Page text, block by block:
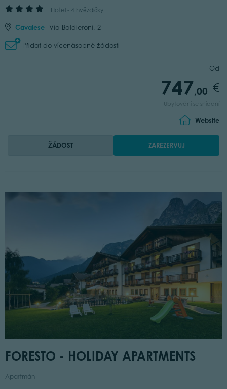
Od
747,00
Ubytování se snídaní
Hotel - 4 hvězdičky
Cavalese Via Baldieroni, 2
Přidat do vícenásobné žádosti
Website
ŽÁDOST ZAREZERVUJ
FORESTO - HOLIDAY APARTMENTS
Apartmán